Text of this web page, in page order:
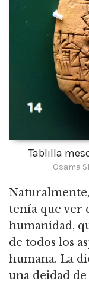
Tablilla
Osama
tenía que ver
humanidad,
de todos los
humana. La
una deidad